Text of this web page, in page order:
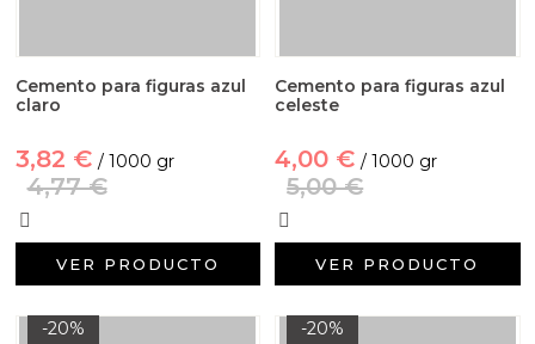
Cemento para figuras azul
claro
3,82 € / 1000 gr
4,77 €
VER PRODUCTO
Cemento para figuras azul
celeste
4,00 € / 1000 gr
5,00 €
VER PRODUCTO
-20% -20%